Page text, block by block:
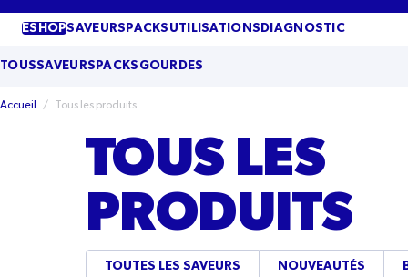
AU
CONTENU
ESHOPSAVEURS PACKS UTILISATIONS DIAGNOSTIC
TOUSSAVEURS PACKS GOURDES
Accueil / Tous les produits
TOUS LES
PRODUITS
TOUTES LES SAVEURS NOUVEAUTÉS